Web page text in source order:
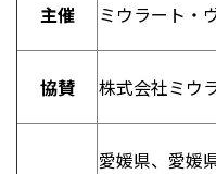
主催 ミウラート・
協賛 株式会社ミウ
愛媛県、愛媛